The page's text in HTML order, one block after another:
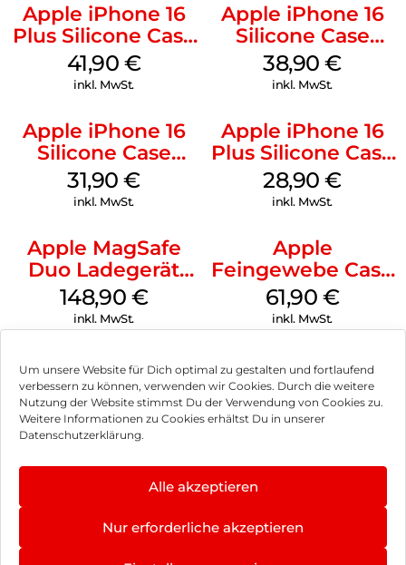
Um unsere Website für Dich optimal zu gestalten und fortlaufend
verbessern zu können, verwenden wir Cookies. Durch die weitere
Nutzung der Website stimmst Du der Verwendung von Cookies zu.
Weitere Informationen zu Cookies erhältst Du in unserer
Datenschutzerklärung.
Alle akzeptieren
Nur erforderliche akzeptieren
Apple iPhone 16
Plus Silicone Case
MagSafe Stone
Gray
41,90 €
inkl. MwSt.
Apple iPhone 16
Silicone Case
MagSafe
Ultramarine
38,90€
inkl. MwSt.
Apple iPhone 16
Silicone Case
MagSafe Fuchsia
31,90€
inkl. MwSt.
Apple iPhone 16
Plus Silicone Case
MagSafe Black
28,90€
inkl. MwSt.
Apple MagSafe
Duo Ladegerät
Weiß
148,90 €
inkl. MwSt.
Apple
Feingewebe Case
iPhone 15 Pro
MagSafe Schwarz
61,90 €
inkl. MwSt.
Impressum
Hinweis zur Batterieentsorgung